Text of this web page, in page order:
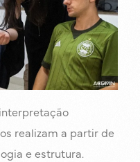
realizam a partir de
e estrutura.